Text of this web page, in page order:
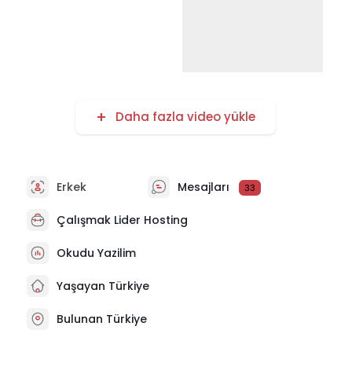
Daha fazla video yükle
Erkek Mesajları 33
Çalışmak Lider Hosting
Okudu Yazilim
Yaşayan Türkiye
Bulunan Türkiye